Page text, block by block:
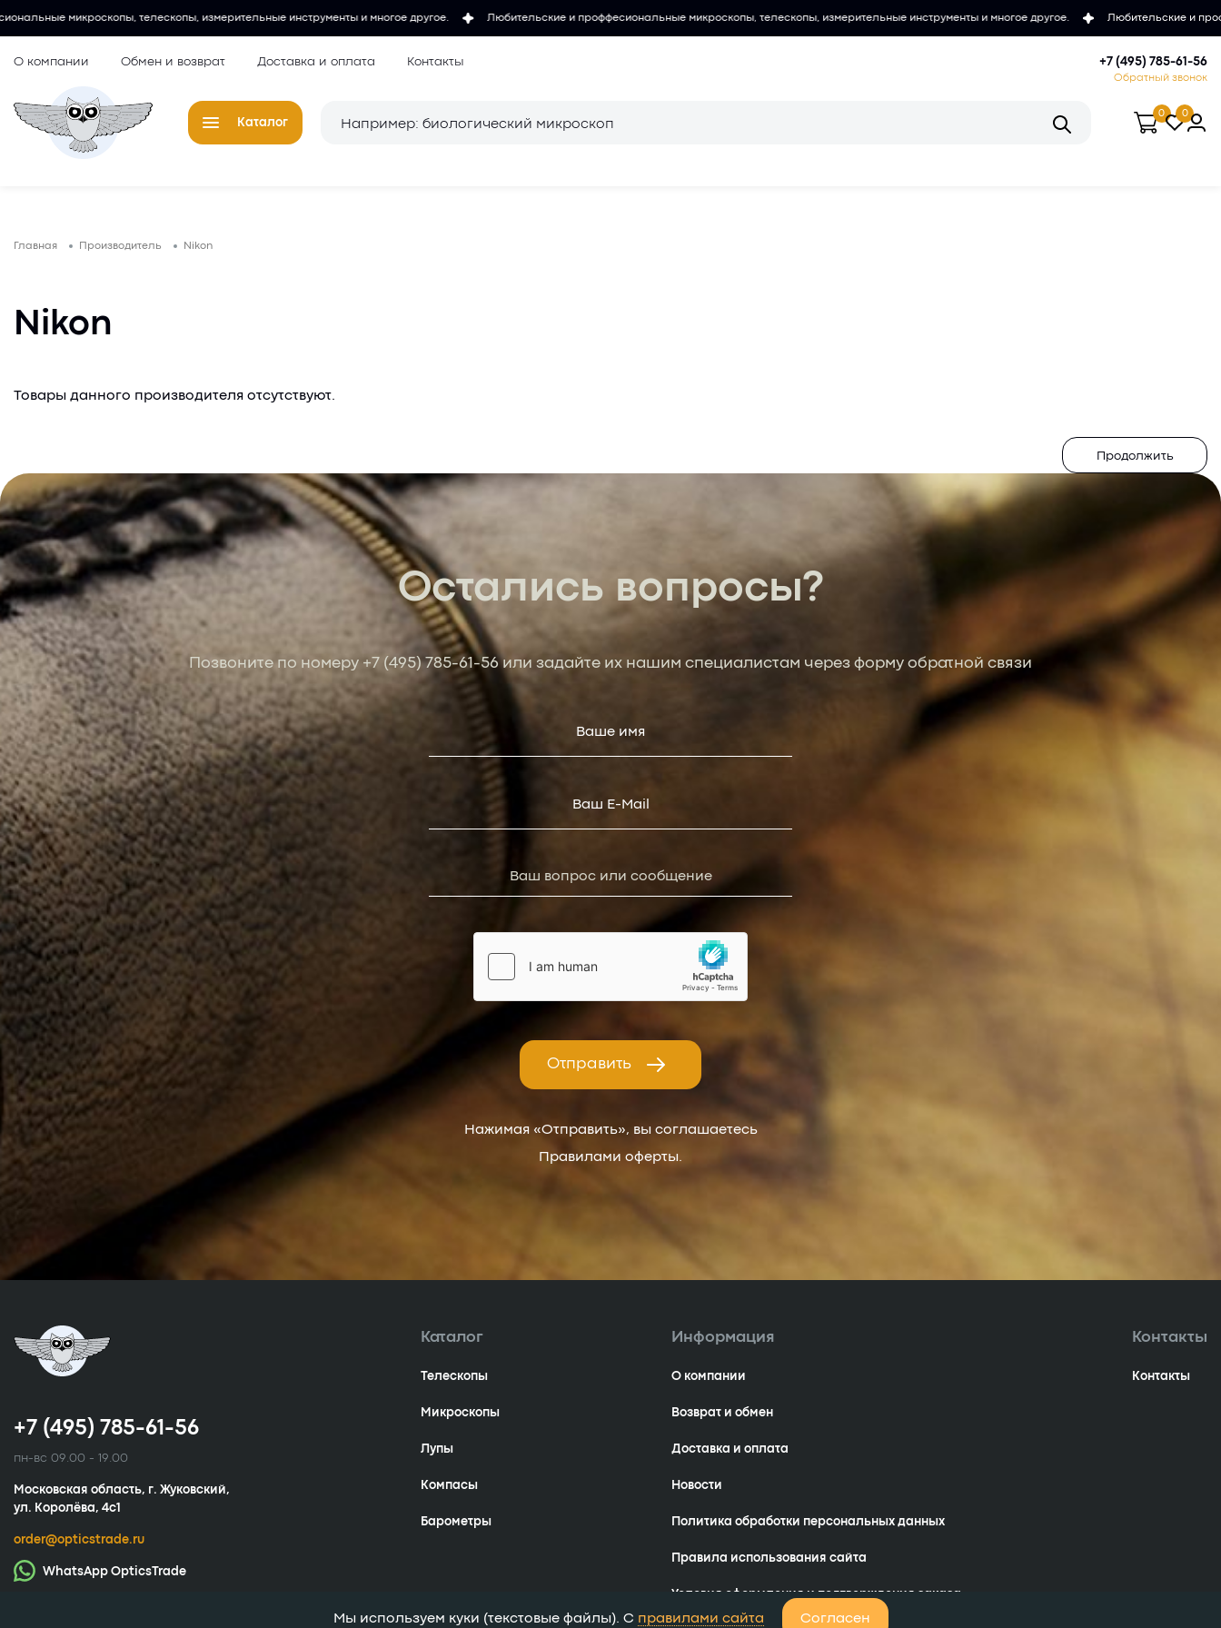
телескопы, измерительные инструменты и многое другое. Любительские и проффесиональные микроскопы, телескопы, измерительные инструменты и многое другое. Любительские и
О компании Обмен и возврат Доставка и оплата Контакты +7 (495) 785-61-56
Обратный звонок
Каталог
0 0
Лупы
Главная Производитель Nikon
Nikon
Товары данного производителя отсутствуют.
Продолжить
Остались вопросы?
Позвоните по номеру +7 (495) 785-61-56или задайте их нашим специалистам через форму обратной связи
Отправить
Нажимая «Отправить», вы соглашаетесь
Правилами оферты.
+7 (495) 785-61-56
пн-вс 09.00 - 19.00
Московская область, г. Жуковский,
ул. Королёва, 4с1
order@opticstrade.ru
WhatsApp OpticsTrade
Каталог
Телескопы
Микроскопы
Лупы
Компасы
Барометры
Информация
О компании
Возврат и обмен
Доставка и оплата
Новости
Политика обработки персональных данных
Правила использования сайта
Условия оформления и подтверждения заказа
Контакты
Контакты
Мы используем куки (текстовые файлы). С правилами сайта Согласен